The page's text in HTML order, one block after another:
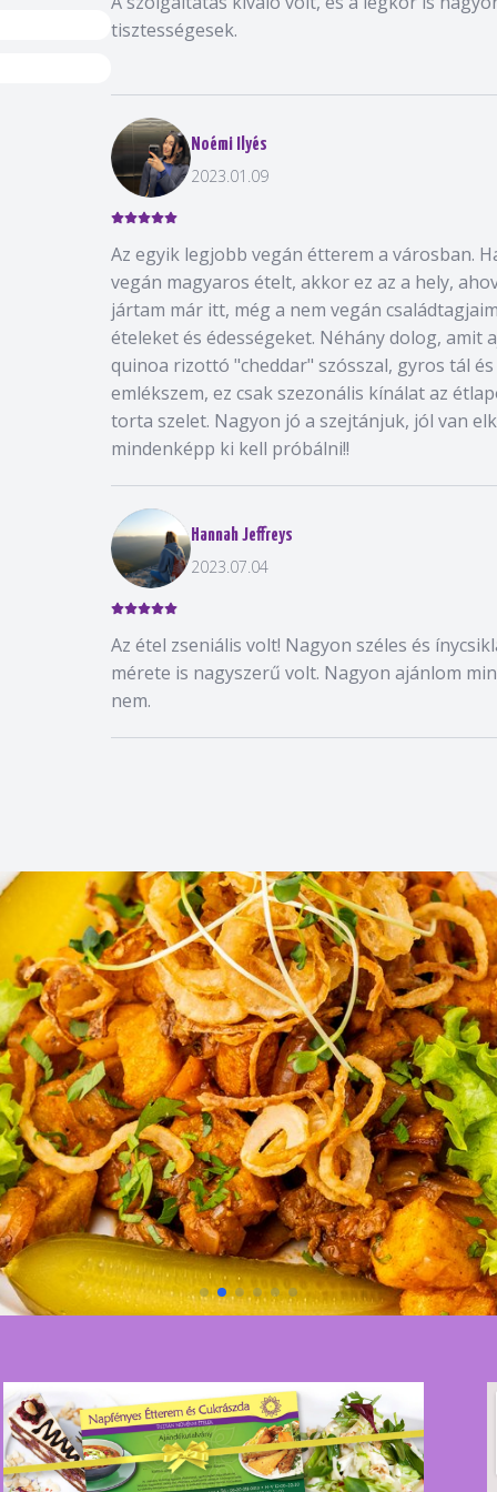
tisztességesek.
Noémi Ilyés
2023.01.09
Az egyik legjobb vegán étterem a városban.
vegán magyaros ételt, akkor ez az a hely,
jártam már itt, még a nem vegán
ételeket és édességeket. Néhány dolog, amit
quinoa rizottó "cheddar" szósszal, gyros tál
emlékszem, ez csak szezonális kínálat az
torta szelet. Nagyon jó a szejtánjuk, jól van
mindenképp ki kell próbálni!!
Hannah Jeffreys
2023.07.04
Az étel zseniális volt! Nagyon széles és
mérete is nagyszerű volt. Nagyon ajánlom
nem.